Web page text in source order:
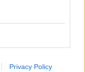
Privacy Policy